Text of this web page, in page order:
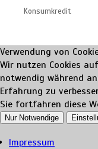
Konsumkredit
Verwendung von
Wir nutzen Cookies
notwendig während
Erfahrung zu
Sie fortfahren diese
Nur Notwendige
Impressum